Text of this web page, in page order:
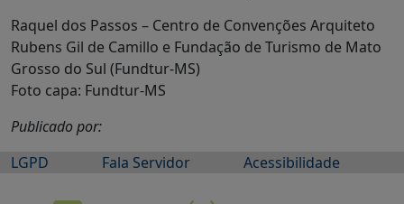
Raquel dos Passos – Centro de Convenções Arquiteto
Rubens Gil de Camillo e Fundação de Turismo de Mato
Grosso do Sul (Fundtur-MS)
Foto capa: Fundtur-MS
Publicado por:
LGPD
Fala Servidor Acessibilidade